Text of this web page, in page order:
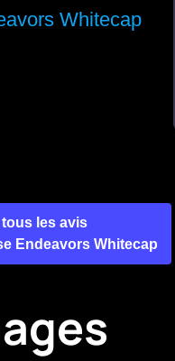
Whitecap
les avis
Endeavors Whitecap